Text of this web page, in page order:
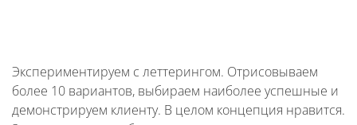
Экспериментируем с леттерингом. Отрисовываем
более 10 вариантов, выбираем наиболее успешные и
демонстрируем клиенту. В целом концепция нравится.